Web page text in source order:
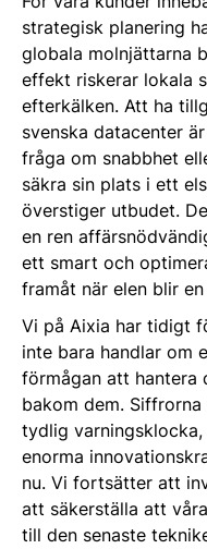
strategisk planering
globala molnjättarna
effekt riskerar lokala
efterkälken. Att ha
svenska datacenter
fråga om snabbhet
säkra sin plats i ett
överstiger utbudet.
en ren
ett smart och
framåt när elen blir
Vi på Aixia har tidigt
inte bara handlar om
förmågan att hantera
bakom dem.
tydlig
enorma
nu. Vi fortsätter att
att säkerställa att
till den senaste